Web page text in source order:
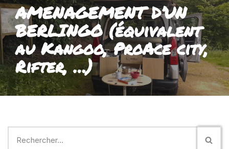
AMENAGEMENT D’UN
BERLINGO (équivalent
au Kangoo, ProAce city,
Rifter, …)